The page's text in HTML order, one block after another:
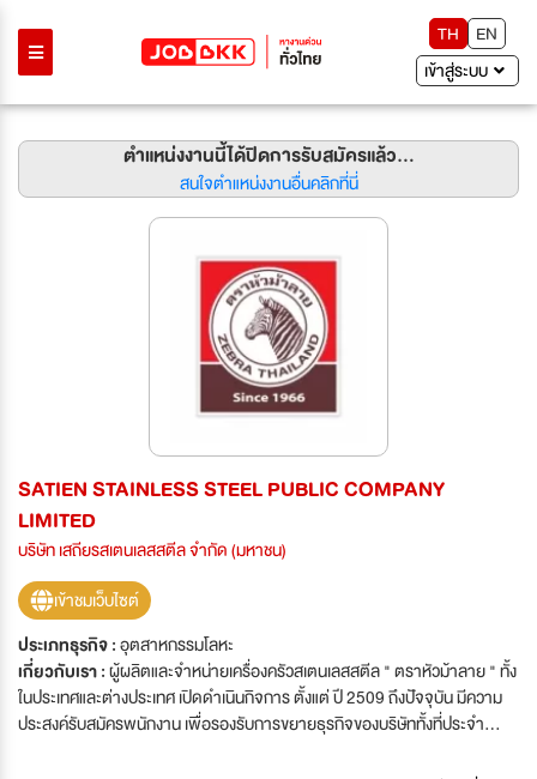
TH
EN
เข้าสู่ระบบ
ตำแหน่งงานนี้ได้ปิดการรับสมัครแล้ว...
สนใจตำแหน่งงานอื่นคลิกที่นี่
SATIEN STAINLESS STEEL PUBLIC COMPANY
LIMITED
บริษัท เสถียรสเตนเลสสตีล จำกัด (มหาชน)
เข้าชมเว็บไซต์
ประเภทธุรกิจ :อุตสาหกรรมโลหะ
เกี่ยวกับเรา :ผู้ผลิตและจำหน่ายเครื่องครัวสเตนเลสสตีล " ตราหัวม้าลาย " ทั้ง
ในประเทศและต่างประเทศ เปิดดำเนินกิจการ ตั้งแต่ ปี 2509 ถึงปัจจุบัน มีความ
ประสงค์รับสมัครพนักงาน เพื่อรองรับการขยายธุรกิจของบริษัททั้งที่ประจำ